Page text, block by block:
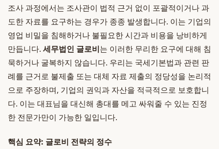
조사 과정에서는 조사관이 법적 근거 없이 포괄적이거나 과
도한 자료를 요구하는 경우가 종종 발생합니다. 이는 기업의
영업 비밀을 침해하거나 불필요한 시간과 비용을 낭비하게
만듭니다. 세무법인 글로비는 이러한 무리한 요구에 대해 침
묵하거나 굴복하지 않습니다. 우리는 국세기본법과 관련 판
례를 근거로 불제출 또는 대체 자료 제출의 정당성을 논리적
으로 주장하며, 기업의 권익과 자산을 적극적으로 보호합니
다. 이는 대표님을 대신해 총대를 메고 싸워줄 수 있는 진정
한 전문가만이 가능한 일입니다.
핵심 요약: 글로비 전략의 정수